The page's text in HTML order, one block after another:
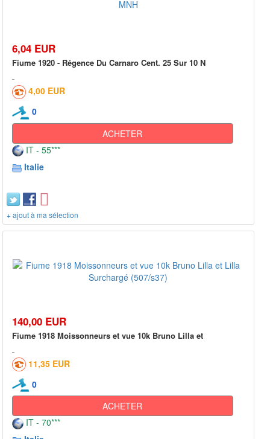
6,04 EUR
Fiume 1920 - Régence Du Carnaro Cent. 25 Sur 10 N
4,00 EUR
0
ACHETER
IT - 55***
Italie
+ ajout à ma sélection
140,00 EUR
Fiume 1918 Moissonneurs et vue 10k Bruno Lilla et
11,35 EUR
0
ACHETER
IT - 70***